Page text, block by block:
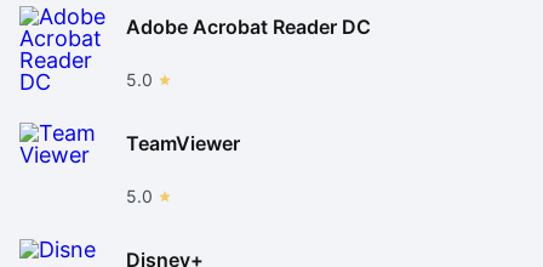
Adobe Acrobat Reader DC
5.0
TeamViewer
5.0
Disney+